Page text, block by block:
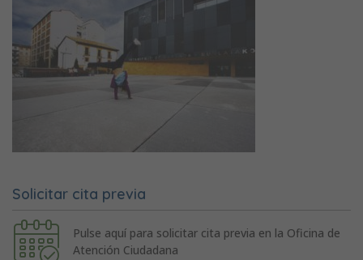
Solicitar cita previa
Pulse aquí para solicitar cita previa en la Oficina de
Atención Ciudadana